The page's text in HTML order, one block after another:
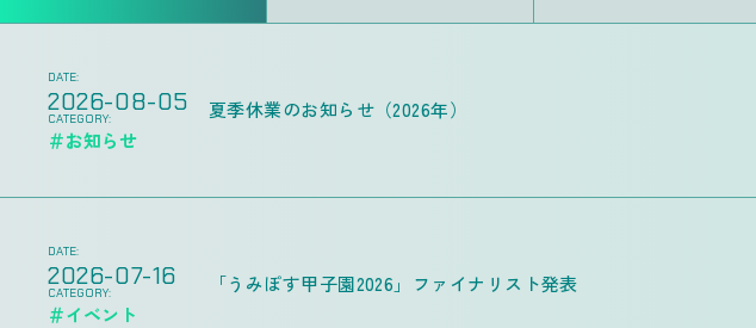
DATE:
2026-08-05
CATEGORY:
＃お知らせ
夏季休業のお知らせ（2026年）
DATE:
2026-07-16
CATEGORY:
＃イベント
「うみぽす甲子園2026」ファイナリスト発表